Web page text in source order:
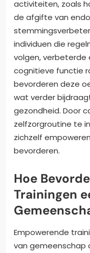
activiteiten, zoals
de afgifte van
individuen die
volgen, verbeterde
cognitieve functie
bevorderen deze
wat verder
gezondheid. Door
zelfzorgroutine te
zichzelf
bevorderen.
Hoe
Trainingen
Empowerende
van gemeenschap